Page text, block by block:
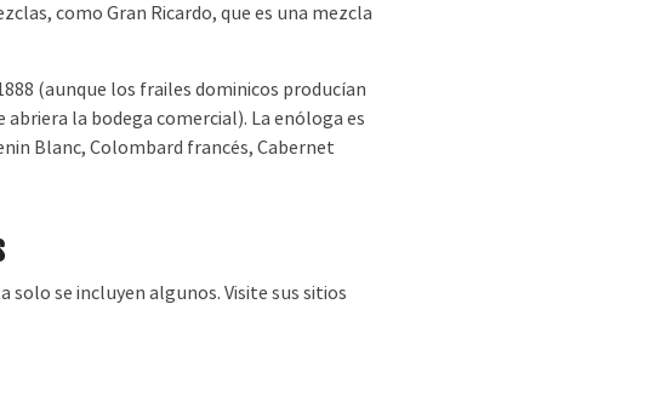
como Gran Ricardo, que es una mezcla
(aunque los frailes dominicos producían
la bodega comercial). La enóloga es
Blanc, Colombard francés, Cabernet
solo se incluyen algunos. Visite sus sitios